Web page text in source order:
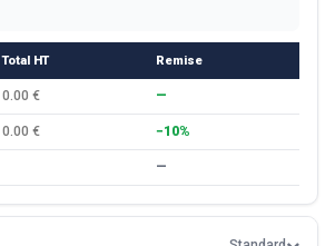
Total HT Remise
0.00 € —
0.00 € −10%
—